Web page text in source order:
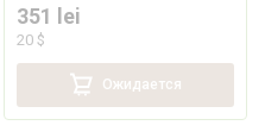
351 lei
20 $
Ожидается